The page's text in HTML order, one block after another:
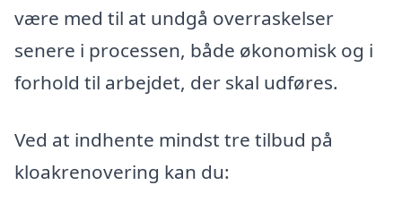
være med til at undgå overraskelser
senere i processen, både økonomisk og i
forhold til arbejdet, der skal udføres.
Ved at indhente mindst tre tilbud på
kloakrenovering kan du: